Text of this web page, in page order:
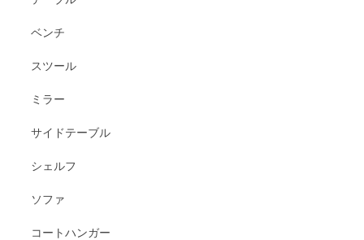
ベンチ
スツール
ミラー
サイドテーブル
シェルフ
ソファ
コートハンガー